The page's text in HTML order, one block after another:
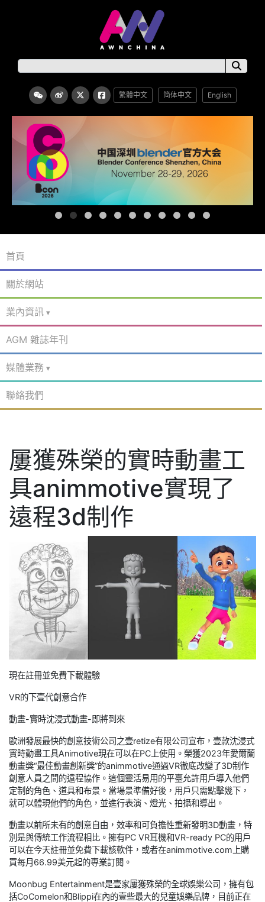
繁體中文 简体中文 English
首頁
關於網站
業內資訊
AGM 雜誌年刊
媒體業務
聯絡我們
屢獲殊榮的實時動畫工
具animmotive實現了
遠程3d制作
現在註冊並免費下載體驗
VR的下壹代創意合作
動畫-實時沈浸式動畫-即將到來
歐洲發展最快的創意技術公司之壹retize有限公司宣布，壹款沈浸式
實時動畫工具Animotive現在可以在PC上使用。榮獲2023年愛爾蘭
動畫獎“最佳動畫創新獎”的animmotive通過VR徹底改變了3D制作
創意人員之間的遠程協作。這個靈活易用的平臺允許用戶導入他們
定制的角色、道具和布景。當場景準備好後，用戶只需點擊幾下，
就可以體現他們的角色，並進行表演、燈光、拍攝和導出。
動畫以前所未有的創意自由，效率和可負擔性重新發明3D動畫，特
別是與傳統工作流程相比。擁有PC VR耳機和VR-ready PC的用戶
可以在今天註冊並免費下載該軟件，或者在animmotive.com上購
買每月66.99美元起的專業訂閱。
Moonbug Entertainment是壹家屢獲殊榮的全球娛樂公司，擁有包
括CoComelon和Blippi在內的壹些最大的兒童娛樂品牌，目前正在